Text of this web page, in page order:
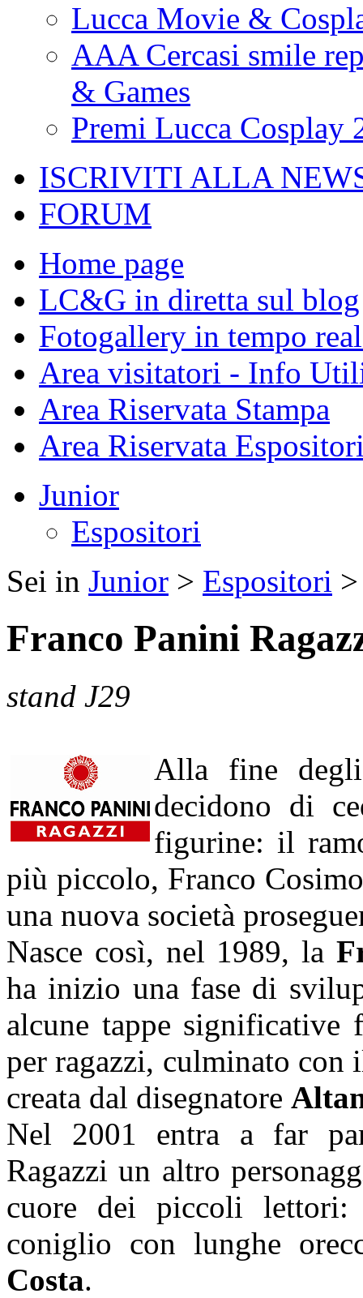
Lucca Movie &
AAA Cercasi smile
& Games
Premi Lucca Cosplay
ISCRIVITI ALLA
FORUM
Home page
LC&G in diretta sul blog
Fotogallery in tempo
Area visitatori - Info
Area Riservata Stampa
Area Riservata
Junior
Espositori
Sei in Junior > Espositori
Franco Panini
stand J29
Alla fine
decidono di
figurine: il
più piccolo, Franco
una nuova società
Nasce così, nel 1989, la
ha inizio una fase di
alcune tappe
per ragazzi, culminato con
creata dal disegnatore
Nel 2001 entra a far
Ragazzi un altro
cuore dei piccoli
coniglio con lunghe
Costa.